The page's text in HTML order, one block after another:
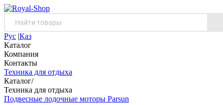
Рус |Қаз
Каталог
Компания
Контакты
Техника для отдыха
Каталог/
Техника для отдыха
Подвесные лодочные моторы Parsun